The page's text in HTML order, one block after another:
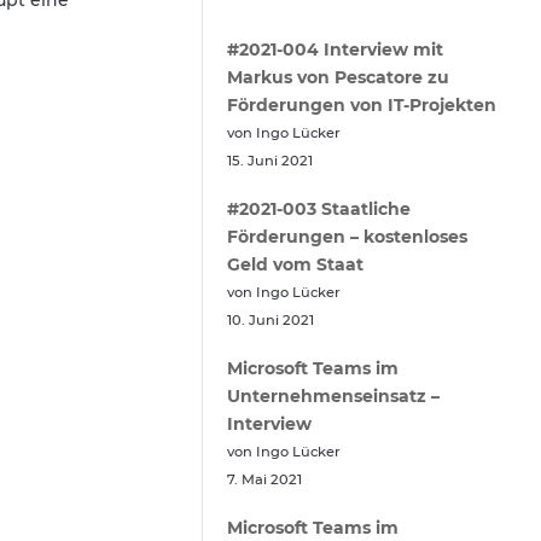
#2021-004 Interview mit
Markus von Pescatore zu
Förderungen von IT-Projekten
von Ingo Lücker
15. Juni 2021
#2021-003 Staatliche
Förderungen – kostenloses
Geld vom Staat
von Ingo Lücker
10. Juni 2021
Microsoft Teams im
Unternehmenseinsatz –
Interview
von Ingo Lücker
7. Mai 2021
Microsoft Teams im